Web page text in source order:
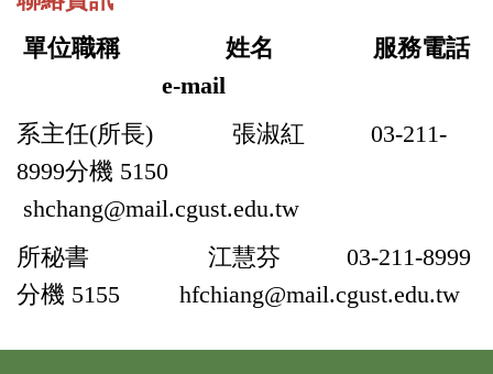
單位職稱 姓名 服務電話
e-mail
系主任(所長) 張淑紅 03-211-
8999分機 5150
shchang@mail.cgust.edu.tw
所秘書 江慧芬 03-211-8999
分機 5155 hfchiang@mail.cgust.edu.tw